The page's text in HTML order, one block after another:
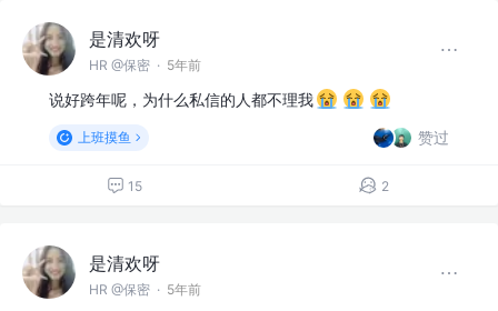
是清欢呀
HR @保密 · 5年前
说好跨年呢，为什么私信的人都不理我
上班摸鱼 赞过
15 2
是清欢呀
HR @保密 · 5年前